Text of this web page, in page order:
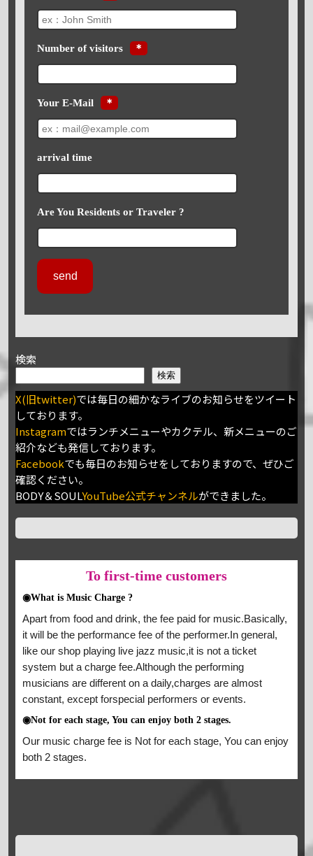
Number of visitors ＊
Your E-Mail ＊
arrival time
Are You Residents or Traveler ?
検索
検索
X(旧twitter)では毎日の細かなライブのお知らせをツイート
しております。
Instagramではランチメニューやカクテル、新メニューのご
紹介なども発信しております。
Facebookでも毎日のお知らせをしておりますので、ぜひご
確認ください。
BODY＆SOULYouTube公式チャンネルができました。
To first-time customers
◉What is Music Charge ?
Apart from food and drink, the fee paid for music.Basically,
it will be the performance fee of the performer.In general,
like our shop playing live jazz music,it is not a ticket
system but a charge fee.Although the performing
musicians are different on a daily,charges are almost
constant, except forspecial performers or events.
◉Not for each stage, You can enjoy both 2 stages.
Our music charge fee is Not for each stage, You can enjoy
both 2 stages.